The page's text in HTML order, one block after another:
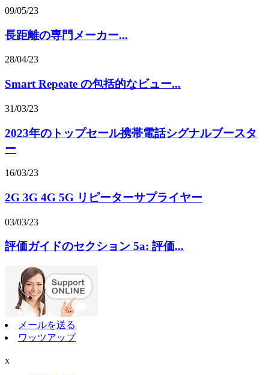
09/05/23
長距離の専門メーカー...
28/04/23
Smart Repeate の包括的なビュー...
31/03/23
2023年のトップセール携帯電話シグナルブースタ
ー
16/03/23
2G 3G 4G 5G リピーターサプライヤー
03/03/23
評価ガイドのセクション 5a: 評価...
メールを送る
ワッツアップ
x